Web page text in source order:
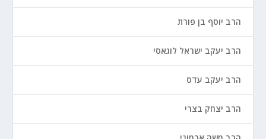
הרב יוסף בן פורת
הרב יעקב ישראל לוגאסי
הרב יעקב עדס
הרב יצחק בצרי